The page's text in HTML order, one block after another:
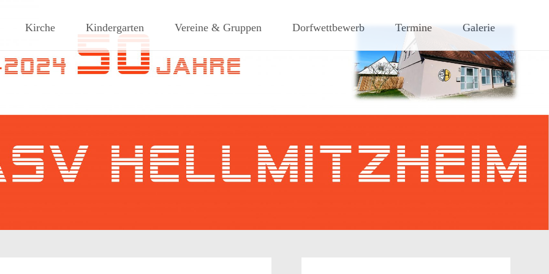
Dorf am Rande des südlichen Steigerwaldes
Kirche Kindergarten Vereine & Gruppen Dorfwettbewerb Termine Galerie